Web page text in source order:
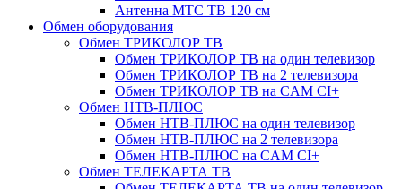
Антенна МТС ТВ 120 см
Обмен оборудования
Обмен ТРИКОЛОР ТВ
Обмен ТРИКОЛОР ТВ на один телевизор
Обмен ТРИКОЛОР ТВ на 2 телевизора
Обмен ТРИКОЛОР ТВ на CAM CI+
Обмен НТВ-ПЛЮС
Обмен НТВ-ПЛЮС на один телевизор
Обмен НТВ-ПЛЮС на 2 телевизора
Обмен НТВ-ПЛЮС на CAM CI+
Обмен ТЕЛЕКАРТА ТВ